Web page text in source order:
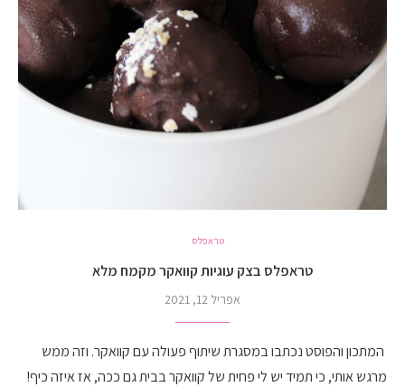
טראפלס
טראפלס בצק עוגיות קוואקר מקמח מלא
אפריל 12, 2021
המתכון והפוסט נכתבו במסגרת שיתוף פעולה עם קוואקר. וזה ממש
מרגש אותי, כי תמיד יש לי פחית של קוואקר בבית גם ככה, אז איזה כיף!